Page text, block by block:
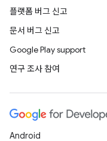
플랫폼 버그 신고
문서 버그 신고
Google Play support
연구 조사 참여
Android